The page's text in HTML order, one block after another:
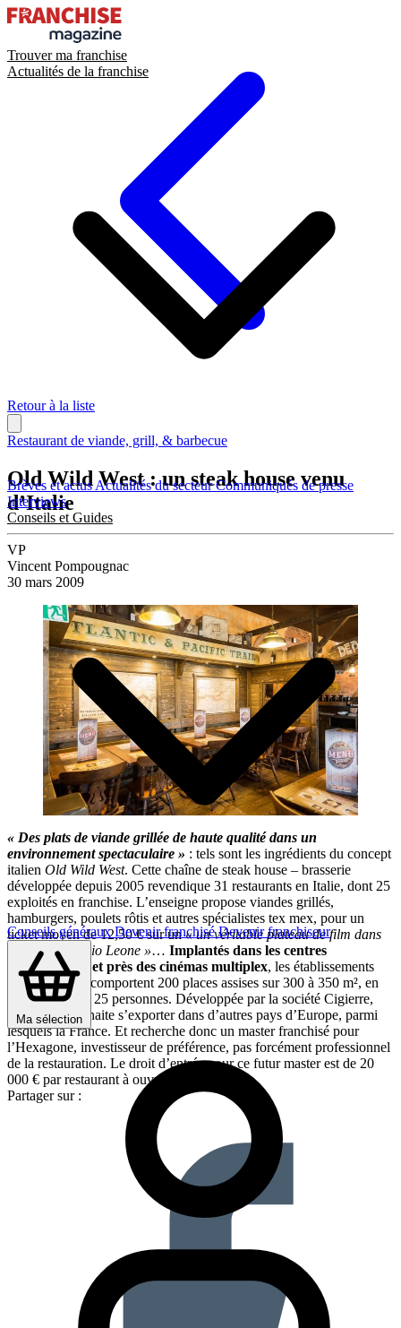
Trouver ma franchise
Actualités de la franchise
Brèves et actusActualités du secteurCommuniqués de presse
Interviews
Conseils et Guides
Conseils générauxDevenir franchiséDevenir franchiseur
Ma sélection
Retour à la liste
Restaurant de viande, grill, & barbecue
Old Wild West : un steak house venu
d’Italie
VP
Vincent Pompougnac
30 mars 2009
« Des plats de viande grillée de haute qualité dans un
environnement spectaculaire » : tels sont les ingrédients du concept
italien Old Wild West. Cette chaîne de steak house – brasserie
développée depuis 2005 revendique 31 restaurants en Italie, dont 25
exploités en franchise. L’enseigne propose viandes grillés,
hamburgers, poulets rôtis et autres spécialistes tex mex, pour un
ticket moyen de 12,50 € sur un« un véritable plateau de film dans
le style de Sergio Leone »… Implantés dans les centres
commerciaux et près des cinémas multiplex, les établissements
Old Wild West comportent 200 places assises sur 300 à 350 m², en
emploient 20 à 25 personnes. Développée par la société Cigierre,
l’enseigne souhaite s’exporter dans d’autres pays d’Europe, parmi
lesquels la France. Et recherche donc un master franchisé pour
l’Hexagone, investisseur de préférence, pas forcément professionnel
de la restauration. Le droit d’entrée pour ce futur master est de 20
000 € par restaurant à ouvrir.
Partager sur :